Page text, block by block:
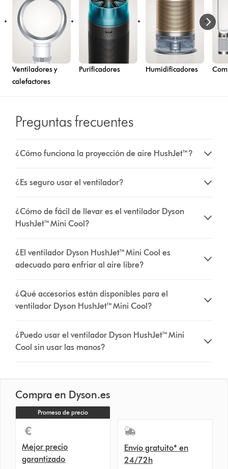
Ventiladores y
calefactores
Purificadores Humidificadores
Preguntas frecuentes
¿Cómo funciona la proyección de aire HushJet™?
¿Es seguro usar el ventilador?
¿Cómo de fácil de llevar es el ventilador Dyson
HushJet™ Mini Cool?
¿El ventilador Dyson HushJet™ Mini Cool es
adecuado para enfriar al aire libre?
¿Qué accesorios están disponibles para el
ventilador Dyson HushJet™ Mini Cool?
¿Puedo usar el ventilador Dyson HushJet™ Mini
Cool sin usar las manos?
Compra en Dyson.es
Promesa de precio
Mejor precio
garantizado
Envío gratuito* en
24/72h